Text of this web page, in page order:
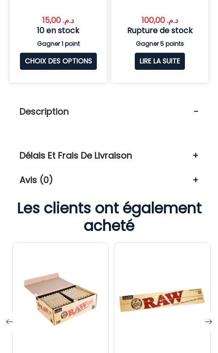
د.م.
10 en stock
Gagner 1 point
CHOIX DES OPTIONS
د.م.
Rupture de stock
Gagner 5 points
LIRE LA SUITE
Description
Délais Et Frais De Livraison
Avis (0)
Les clients ont également
acheté